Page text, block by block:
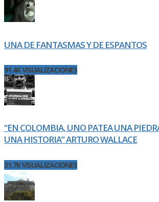
UNA DE FANTASMAS Y DE ESPANTOS
91.4K VISUALIZACIONES
“EN COLOMBIA, UNO PATEA UNA
UNA HISTORIA” ARTURO WALLACE
31.7K VISUALIZACIONES